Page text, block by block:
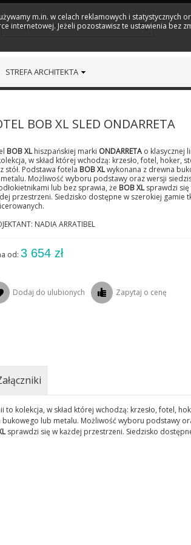
STREFA ARCHITEKTA
BOB XL SLED ONDARRETA
BOB XLhiszpańskiej marki ONDARRETAo klasycznej
w skład której wchodzą: krzesło, fotel, hoker,
stół. Podstawa fotela BOB XLwykonana z drewna
Możliwość wyboru podstawy oraz wersji
lub bez sprawia, że BOB XLsprawdzi się
przestrzeni. Siedzisko dostępne w szerokiej gamie
NADIA ARRATIBEL
od: 3 654 zł
Dodaj do ulubionych Zapytaj o cenę
to kolekcja, w skład której wchodzą: krzesło, fotel,
lub metalu. Możliwość wyboru podstawy
sprawdzi się w każdej przestrzeni. Siedzisko
m.in. w celach reklamowych i
internetowej. Jeżeli pozostawisz te ustawienia bez